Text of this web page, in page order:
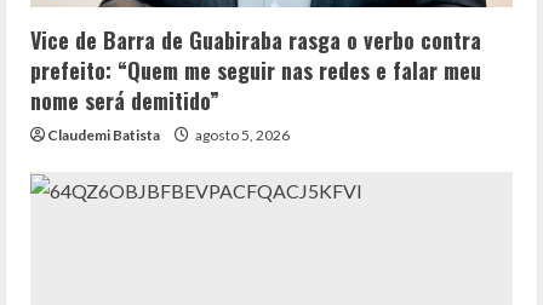
Vice de Barra de Guabiraba rasga o verbo contra
prefeito: “Quem me seguir nas redes e falar meu
nome será demitido”
Claudemi Batista agosto 5, 2026